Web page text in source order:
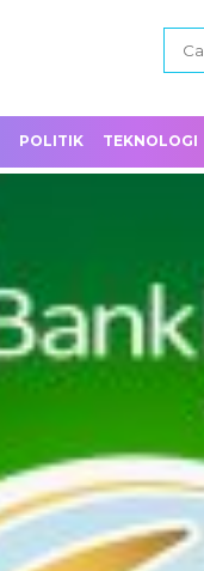
POLITIK TEKNOLOGI